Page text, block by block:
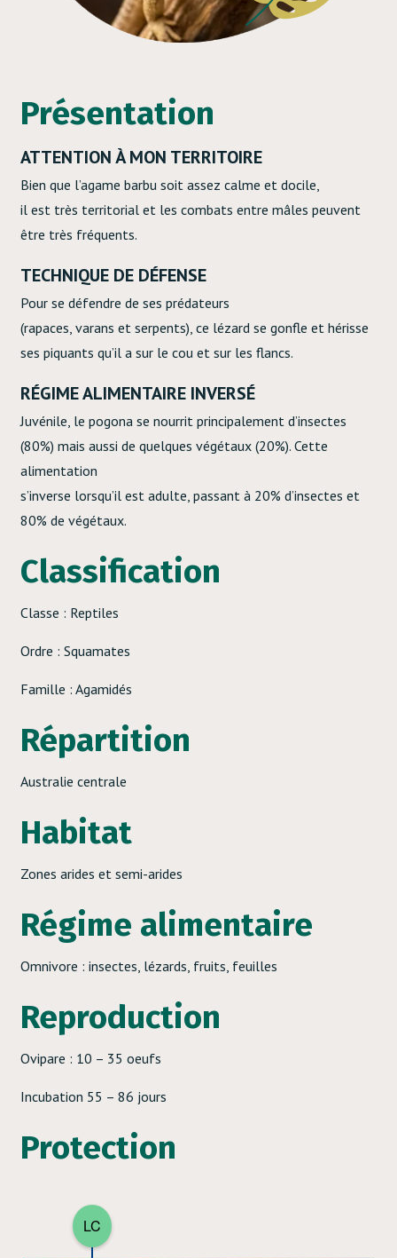
Présentation
ATTENTION À MON TERRITOIRE
Bien que l’agame barbu soit assez calme et docile,
il est très territorial et les combats entre mâles peuvent
être très fréquents.
TECHNIQUE DE DÉFENSE
Pour se défendre de ses prédateurs
(rapaces, varans et serpents), ce lézard se gonfle et hérisse
ses piquants qu’il a sur le cou et sur les flancs.
RÉGIME ALIMENTAIRE INVERSÉ
Juvénile, le pogona se nourrit principalement d’insectes
(80%) mais aussi de quelques végétaux (20%). Cette
alimentation
s’inverse lorsqu’il est adulte, passant à 20% d’insectes et
80% de végétaux.
Classification
Classe : Reptiles
Ordre : Squamates
Famille : Agamidés
Répartition
Australie centrale
Habitat
Zones arides et semi-arides
Régime alimentaire
Omnivore : insectes, lézards, fruits, feuilles
Reproduction
Ovipare : 10 – 35 oeufs
Incubation 55 – 86 jours
Protection
LC